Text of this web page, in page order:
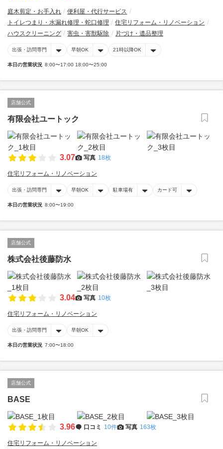
庭木剪定・お手入れ
便利屋・代行サービス
トイレつまり・水漏れ修理・蛇口修理
住宅リフォーム・リノベーション
ハウスクリーニング
害虫・害獣駆除 片づけ・遺品整理
出張・訪問専門 早朝OK 21時以降OK
本日の営業状況 8:00〜17:00 18:00〜25:00
店舗公式
有限会社ユートック
3.07 写真 18枚
住宅リフォーム・リノベーション
出張・訪問専門 早朝OK 駐車場有 カード可
本日の営業状況 8:00〜19:00
店舗公式
株式会社後藤防水
3.04 写真 10枚
住宅リフォーム・リノベーション
出張・訪問専門 早朝OK
本日の営業状況 7:00〜18:00
店舗公式
BASE
3.96 口コミ 10件 写真 163枚
住宅リフォーム・リノベーション